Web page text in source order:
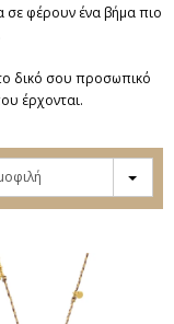
φέρουν ένα βήμα πιο
το δικό σου προσωπικό
έρχονται.